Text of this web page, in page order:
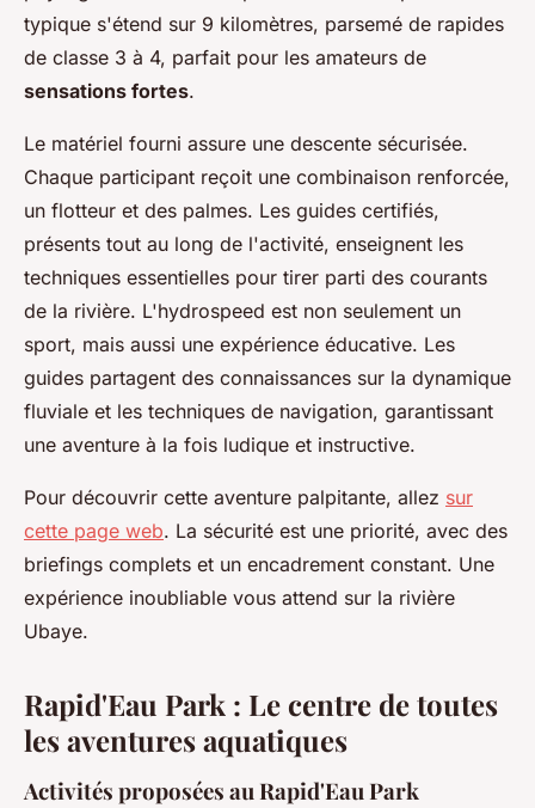
typique s'étend sur 9 kilomètres, parsemé de rapides
de classe 3 à 4, parfait pour les amateurs de
sensations fortes.
Le matériel fourni assure une descente sécurisée.
Chaque participant reçoit une combinaison renforcée,
un flotteur et des palmes. Les guides certifiés,
présents tout au long de l'activité, enseignent les
techniques essentielles pour tirer parti des courants
de la rivière. L'hydrospeed est non seulement un
sport, mais aussi une expérience éducative. Les
guides partagent des connaissances sur la dynamique
fluviale et les techniques de navigation, garantissant
une aventure à la fois ludique et instructive.
Pour découvrir cette aventure palpitante, allez sur
cette page web. La sécurité est une priorité, avec des
briefings complets et un encadrement constant. Une
expérience inoubliable vous attend sur la rivière
Ubaye.
Rapid'Eau Park : Le centre de toutes
les aventures aquatiques
Activités proposées au Rapid'Eau Park